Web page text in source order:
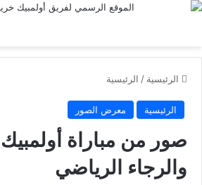
الرئيسية / الرئيسية
الرئيسية معرض الصور
صور من مباراة
والرجاء الرياضي